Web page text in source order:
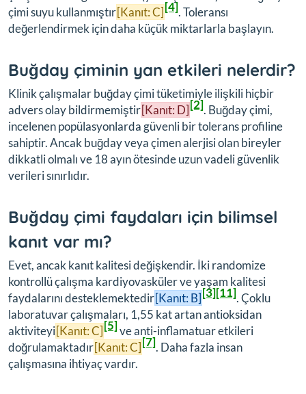
çimi suyu kullanmıştır[Kanıt: C][4]. Toleransı
değerlendirmek için daha küçük miktarlarla başlayın.
Buğday çiminin yan etkileri nelerdir?
Klinik çalışmalar buğday çimi tüketimiyle ilişkili hiçbir
advers olay bildirmemiştir[Kanıt: D][2]. Buğday çimi,
incelenen popülasyonlarda güvenli bir tolerans profiline
sahiptir. Ancak buğday veya çimen alerjisi olan bireyler
dikkatli olmalı ve 18 ayın ötesinde uzun vadeli güvenlik
verileri sınırlıdır.
Buğday çimi faydaları için bilimsel
kanıt var mı?
Evet, ancak kanıt kalitesi değişkendir. İki randomize
kontrollü çalışma kardiyovasküler ve yaşam kalitesi
faydalarını desteklemektedir[Kanıt: B][3][11]. Çoklu
laboratuvar çalışmaları, 1,55 kat artan antioksidan
aktiviteyi[Kanıt: C][5]ve anti-inflamatuar etkileri
doğrulamaktadır[Kanıt: C][7]. Daha fazla insan
çalışmasına ihtiyaç vardır.